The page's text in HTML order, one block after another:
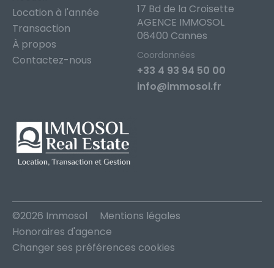
Location à l'année
Transaction
À propos
Contactez-nous
17 Bd de la Croisette
AGENCE IMMOSOL
06400 Cannes
Coordonnées
+33 4 93 94 50 00
info@immosol.fr
©2026 Immosol
Mentions légales
Honoraires d'agence
Changer ses préférences cookies